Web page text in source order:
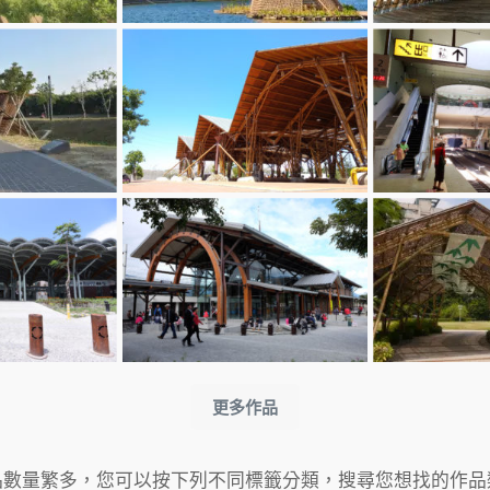
更多作品
量繁多，您可以按下列不同標籤分類，搜尋您想找的作